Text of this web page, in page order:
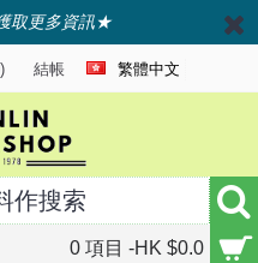
取更多資訊★
) 結帳 繁體中文
0 項目 -HK $0.0